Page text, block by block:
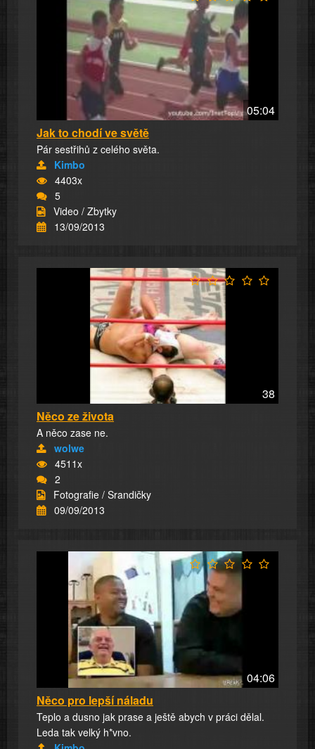
05:04
Jak to chodí ve světě
Pár sestřihů z celého světa.
Kimbo
4403x
5
Video / Zbytky
13/09/2013
38
Něco ze života
A něco zase ne.
wolwe
4511x
2
Fotografie / Srandičky
09/09/2013
04:06
Něco pro lepší náladu
Teplo a dusno jak prase a ještě abych v práci dělal.
Leda tak velký h*vno.